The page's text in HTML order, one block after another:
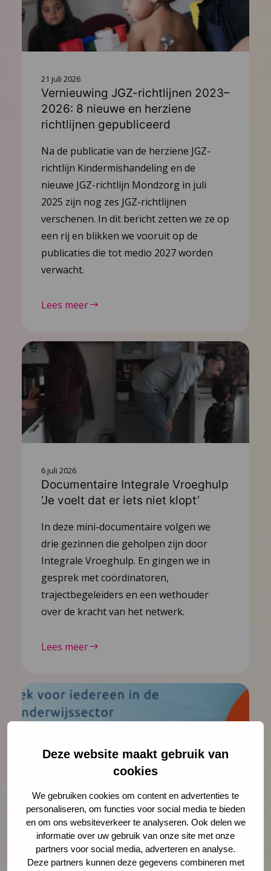
Deze website maakt gebruik van
cookies
We gebruiken cookies om content en advertenties te
personaliseren, om functies voor social media te bieden
en om ons websiteverkeer te analyseren. Ook delen we
informatie over uw gebruik van onze site met onze
partners voor social media, adverteren en analyse.
Deze partners kunnen deze gegevens combineren met
21 juli 2026
Vernieuwing JGZ-richtlijnen 2023–
2026: 8 nieuwe en herziene
richtlijnen gepubliceerd
Na de publicatie van de herziene JGZ-
richtlijn Kindermishandeling en de
nieuwe JGZ-richtlijn Mondzorg in juli
2025 zijn nog zes JGZ-richtlijnen
verschenen. In dit bericht zetten we ze op
een rij en blikken we vooruit op de
publicaties die tot medio 2027 worden
verwacht.
Lees meer
6 juli 2026
Documentaire Integrale Vroeghulp
‘Je voelt dat er iets niet klopt’
In deze mini-documentaire volgen we
drie gezinnen die geholpen zijn door
Integrale Vroeghulp. En gingen we in
gesprek met coördinatoren,
trajectbegeleiders en een wethouder
over de kracht van het netwerk.
Lees meer
23 juni 2026
Presenteer jouw onderzoek tijdens
Jeugd in Onderzoek 2027